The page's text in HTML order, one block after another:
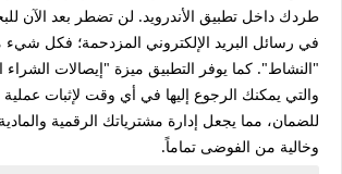
طردك داخل تطبيق الأندرويد. لن تضطر بعد الآن
في رسائل البريد الإلكتروني المزدحمة؛ فكل شيء
"النشاط". كما يوفر التطبيق ميزة "إيصالات الشراء
والتي يمكنك الرجوع إليها في أي وقت لإثبات عملية
للضمان، مما يجعل إدارة مشترياتك الرقمية
وخالية من الفوضى تماماً.